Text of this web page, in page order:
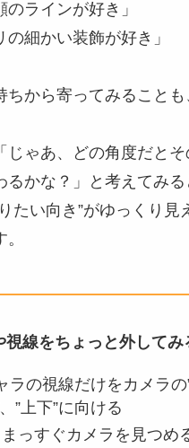
のラインが好き」
の細かい装飾が好き」
ちから寄ってみることも
じゃあ、どの角度だとそ
るかな？」と考えてみる
たい向き”がゆっくり見
線をちょっと外してみ
ラの視線だけをカメラの
”上下”に向ける
まっすぐカメラを見つめ